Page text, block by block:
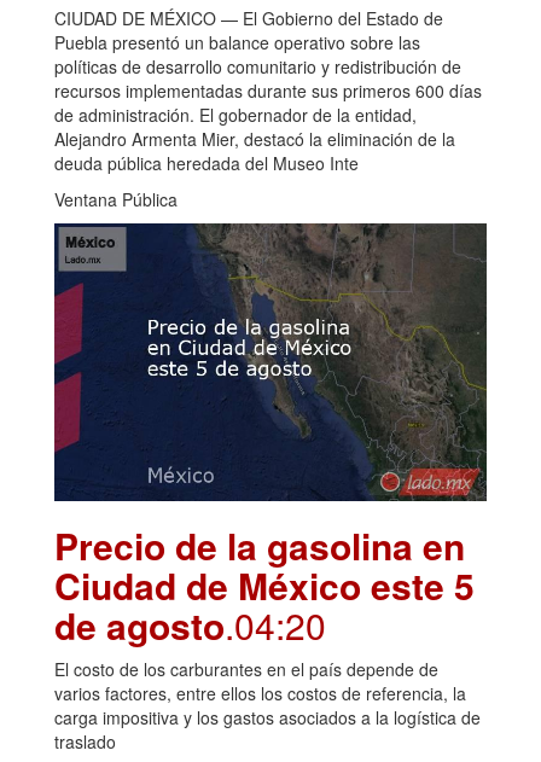
CIUDAD DE MÉXICO — El Gobierno del Estado de
Puebla presentó un balance operativo sobre las
políticas de desarrollo comunitario y redistribución de
recursos implementadas durante sus primeros 600 días
de administración. El gobernador de la entidad,
Alejandro Armenta Mier, destacó la eliminación de la
deuda pública heredada del Museo Inte
Ventana Pública
Precio de la gasolina en
Ciudad de México este 5
de agosto.04:20
El costo de los carburantes en el país depende de
varios factores, entre ellos los costos de referencia, la
carga impositiva y los gastos asociados a la logística de
traslado